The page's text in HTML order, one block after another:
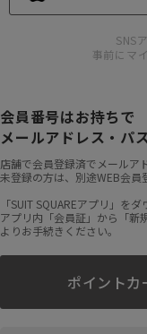
SNS
事前にマ
会員番号はお持ちで
メールアドレス・パ
店舗で会員登録済でメールア
未登録の方は、別途WEB会員
「SUIT SQUAREアプリ」をダ
アプリ内「会員証」から「新
よりお手続きください。
ポイント